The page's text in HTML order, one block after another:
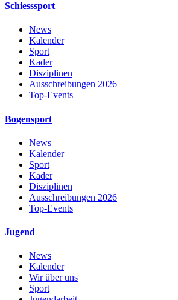
Schiesssport
News
Kalender
Sport
Kader
Disziplinen
Ausschreibungen 2026
Top-Events
Bogensport
News
Kalender
Sport
Kader
Disziplinen
Ausschreibungen 2026
Top-Events
Jugend
News
Kalender
Wir über uns
Sport